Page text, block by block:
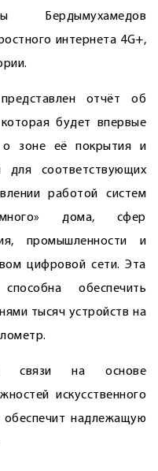
Бердымухамедов
интернета 4G+,
отчёт об
будет впервые
о зоне её покрытия и
для соответствующих
работой систем
дома, сфер
промышленности и
цифровой сети. Эта
обеспечить
тысяч устройств на
связи на основе
искусственного
обеспечит надлежащую